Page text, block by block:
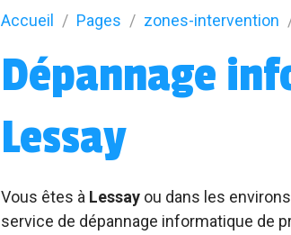
Accueil Pages zones-intervention
Dépannage
Lessay
Vous êtes à Lessay ou dans les
service de dépannage informatique de